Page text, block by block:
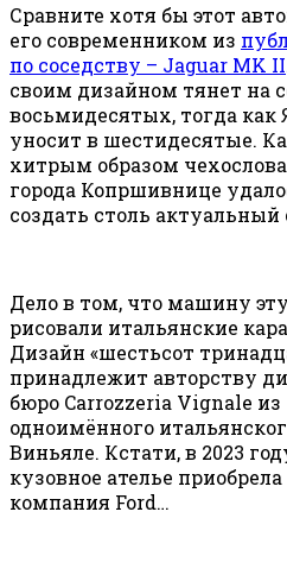
Сравните хотя бы этот
его современником из
по соседству – Jaguar MK II
своим дизайном тянет на
восьмидесятых, тогда как
уносит в шестидесятые.
хитрым образом
города Копршивнице
создать столь актуальный
Дело в том, что машину эту
рисовали итальянские
Дизайн «шестьсот
принадлежит авторству
бюро Carrozzeria Vignale из
одноимённого
Виньяле. Кстати, в 2023
кузовное ателье приобрела
компания Ford…